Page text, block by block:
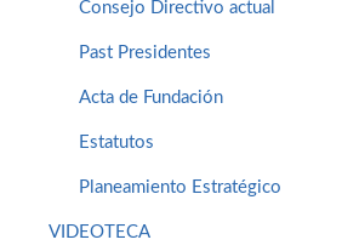
Consejo Directivo actual
Past Presidentes
Acta de Fundación
Estatutos
Planeamiento Estratégico
VIDEOTECA